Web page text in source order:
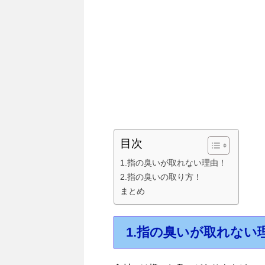
目次
1.指の臭いが取れない理由！
2.指の臭いの取り方！
まとめ
1.指の臭いが取れない